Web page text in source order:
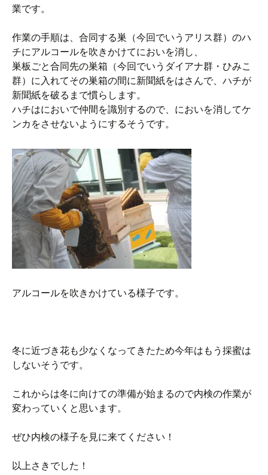
業です。
作業の手順は、合同する巣（今回でいうアリス群）のハ
チにアルコールを吹きかけてにおいを消し、
巣板ごと合同先の巣箱（今回でいうダイアナ群・ひみこ
群）に入れてその巣箱の間に新聞紙をはさんで、ハチが
新聞紙を破るまで慣らします。
ハチはにおいで仲間を識別するので、においを消してケ
ンカをさせないようにするそうです。
アルコールを吹きかけている様子です。
冬に近づき花も少なくなってきたため今年はもう採蜜は
しないそうです。
これからは冬に向けての準備が始まるので内検の作業が
変わっていくと思います。
ぜひ内検の様子を見に来てください！
以上さきでした！